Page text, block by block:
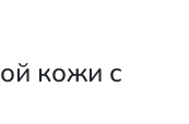
кожи с